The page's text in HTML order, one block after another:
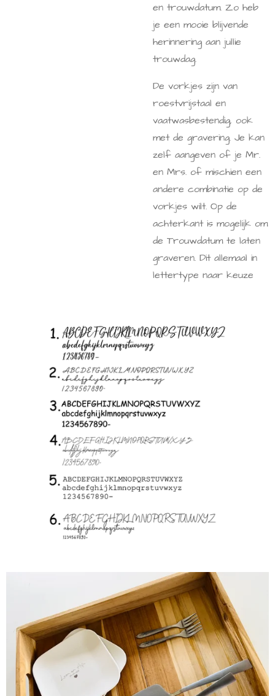
en trouwdatum. Zo heb
je een mooie blijvende
herinnering aan jullie
trouwdag.
De vorkjes zijn van
roestvrijstaal en
vaatwasbestendig, ook
met de gravering. Je kan
zelf aangeven of je Mr.
en Mrs. of mischien een
andere combinatie op de
vorkjes wilt. Op de
achterkant is mogelijk om
de Trouwdatum te laten
graveren. Dit allemaal in
lettertype naar keuze